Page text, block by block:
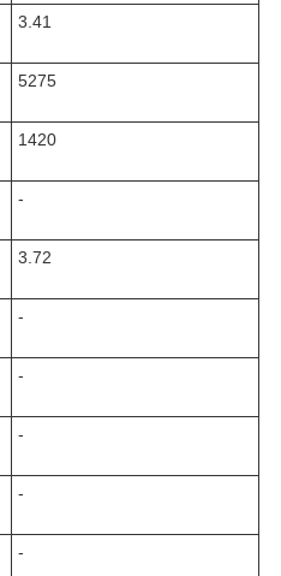
3.41
5275
1420
-
3.72
-
-
-
-
-